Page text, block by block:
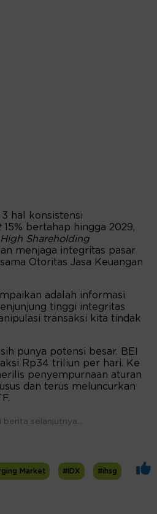
hal konsistensi
15% bertahap hingga 2029,
High Shareholding
menjaga integritas pasar
Otoritas Jasa Keuangan
adalah informasi
tinggi integritas
transaksi kita tindak
punya potensi besar. BEI
Rp34 triliun per hari. Ke
penyempurnaan aturan
dan terus meluncurkan
berita selanjutnya...
Market #IDX #ihsg